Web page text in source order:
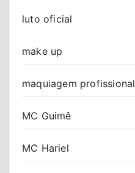
luto oficial
make up
maquiagem profissional
MC Guimê
MC Hariel